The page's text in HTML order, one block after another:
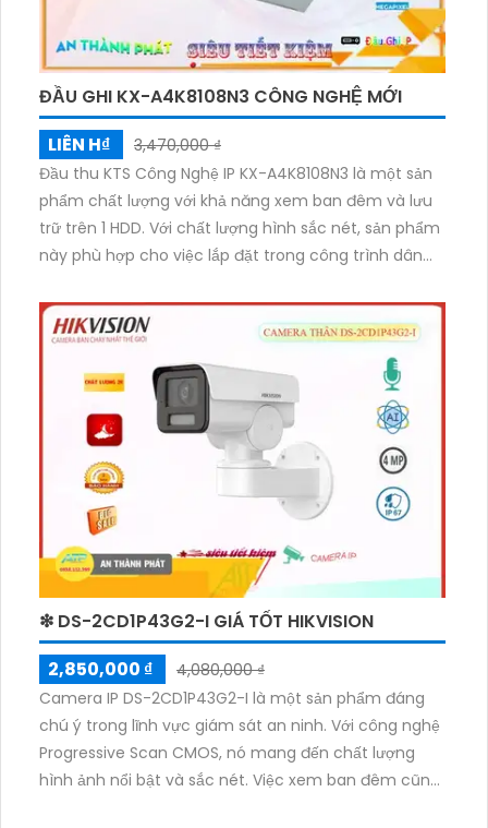
ĐẦU GHI KX-A4K8108N3 CÔNG NGHỆ MỚI
LIÊN H₫
3,470,000 ₫
Đầu thu KTS Công Nghệ IP KX-A4K8108N3 là một sản
phẩm chất lượng với khả năng xem ban đêm và lưu
trữ trên 1 HDD. Với chất lượng hình sắc nét, sản phẩm
này phù hợp cho việc lắp đặt trong công trình dân
chế độ riêng tư khanh vùng khi xâm nhập, giúp bạn
yên tâm bảo vệ an ninh. Chất lượng hình ảnh được
cải thiện bởi công nghệ tiên tiến, cùng nguồn giao
động ổn định và tiết kiệm điện năng. AssemblyVersion
và định dạng video hỗ trợ linh hoạt, đa dạng, giúp dễ
dàng quản lý và lưu trữ dữ liệu.
❇ DS-2CD1P43G2-I GIÁ TỐT HIKVISION
2,850,000 ₫
4,080,000 ₫
Camera IP DS-2CD1P43G2-I là một sản phẩm đáng
chú ý trong lĩnh vực giám sát an ninh. Với công nghệ
Progressive Scan CMOS, nó mang đến chất lượng
hình ảnh nổi bật và sắc nét. Việc xem ban đêm cũng